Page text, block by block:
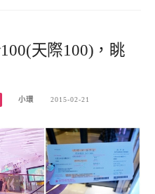
天際100)，眺
小環 2015-02-21